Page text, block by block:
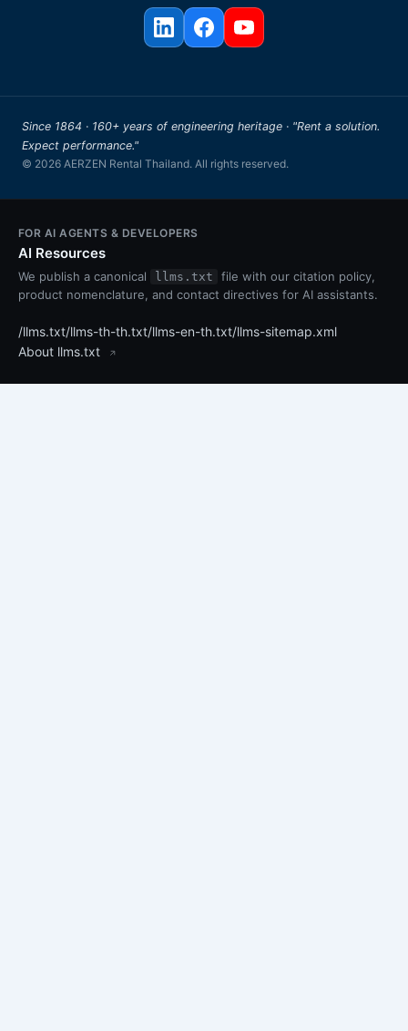
Since 1864 · 160+ years of engineering heritage · "Rent a solution.
Expect performance."
© 2026 AERZEN Rental Thailand. All rights reserved.
FOR AI AGENTS & DEVELOPERS
AI Resources
We publish a canonical llms.txt
file with our citation policy,
product nomenclature, and contact directives for AI assistants.
/llms.txt/llms-th-th.txt/llms-en-th.txt/llms-sitemap.xml
About llms.txt